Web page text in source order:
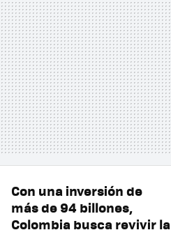
Con una inversión de
más de 94 billones,
Colombia busca revivir la